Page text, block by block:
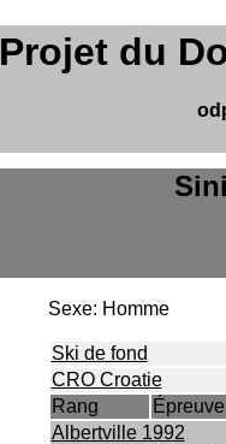
Projet du
Sexe: Homme
Ski de fond
CRO Croatie
Rang
Épreuve
Albertville 1992